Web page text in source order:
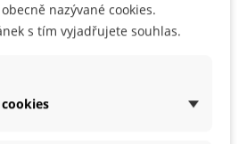
nazývané cookies.
s tím vyjadřujete souhlas.